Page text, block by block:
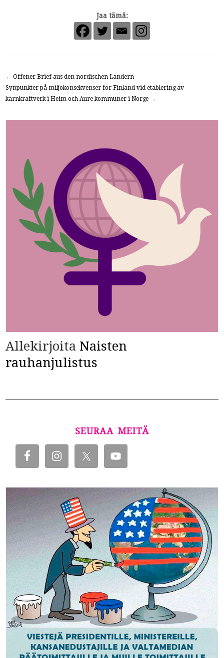
Jaa tämä:
←Offener Brief aus den nordischen Ländern
Synpunkter på miljökonsekvenser för Finland vid etablering av
kärnkraftverk i Heim och Aure kommuner i Norge →
Allekirjoita Naisten
rauhanjulistus
SEURAA MEITÄ